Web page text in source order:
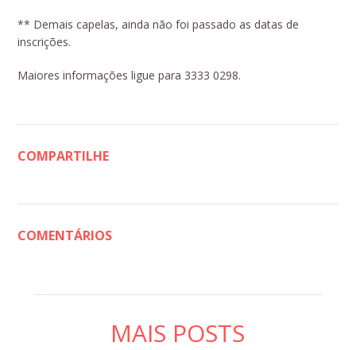
** Demais capelas, ainda não foi passado as datas de
inscrições.
Maiores informações ligue para 3333 0298.
COMPARTILHE
COMENTÁRIOS
MAIS POSTS